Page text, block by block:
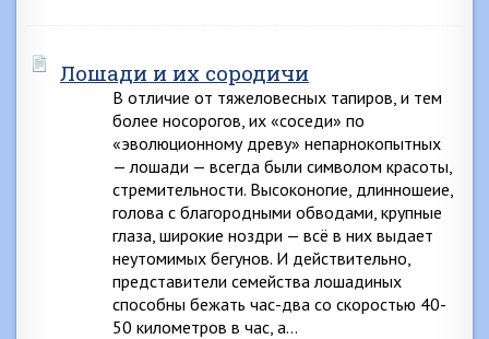
Лошади и их сородичи
В отличие от тяжеловесных тапиров, и тем
более носорогов, их «соседи» по
«эволюционному древу» непарнокопытных
— лошади — всегда были символом красоты,
стремительности. Высоконогие, длинношеие,
голова с благородными обводами, крупные
глаза, широкие ноздри — всё в них выдает
неутомимых бегунов. И действительно,
представители семейства лошадиных
способны бежать час-два со скоростью 40-
50 километров в час, а…